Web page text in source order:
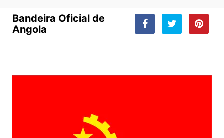
Bandeira Oficial de
Angola